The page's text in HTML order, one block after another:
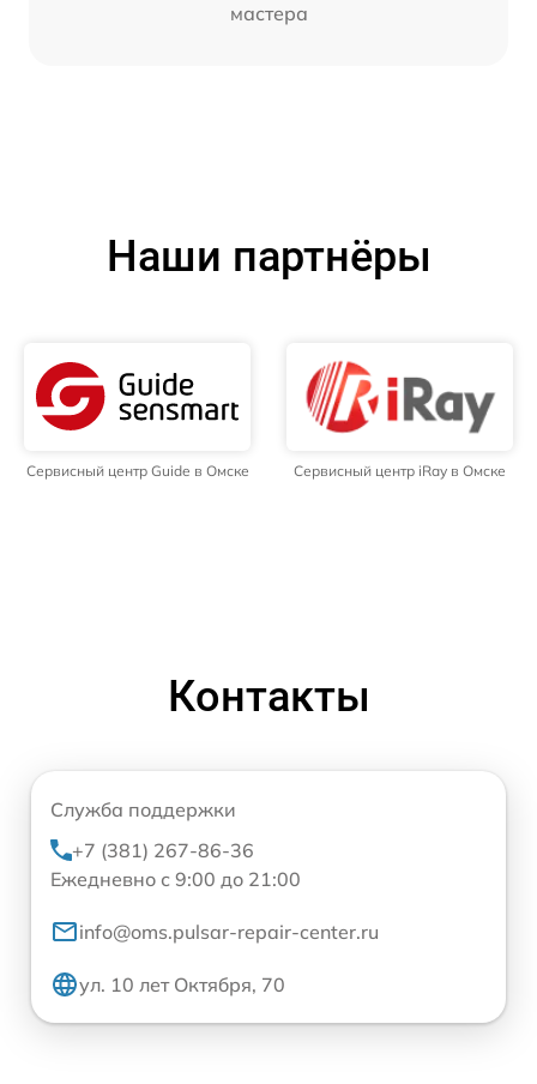
мастера
Наши партнёры
Сервисный центр Guide в Омске Сервисный центр iRay в Омске
Контакты
Служба поддержки
+7 (381) 267-86-36
Ежедневно с 9:00 до 21:00
info@oms.pulsar-repair-center.ru
ул. 10 лет Октября, 70